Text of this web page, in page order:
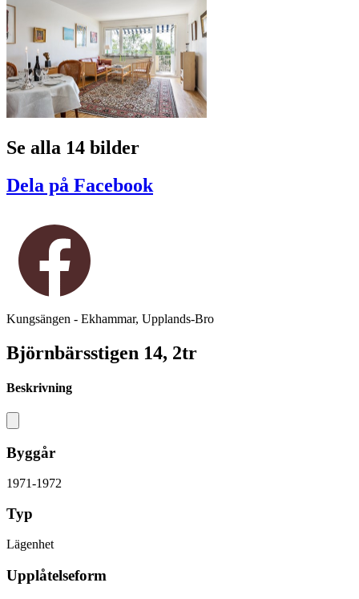
Se alla 14 bilder
Dela på Facebook
Kungsängen - Ekhammar, Upplands-Bro
Björnbärsstigen 14, 2tr
Beskrivning
Byggår
1971-1972
Typ
Lägenhet
Upplåtelseform